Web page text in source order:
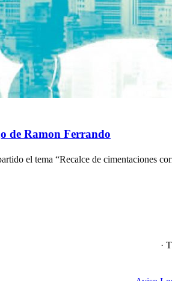
de Ramon Ferrando
el tema “Recalce de cimentaciones
·